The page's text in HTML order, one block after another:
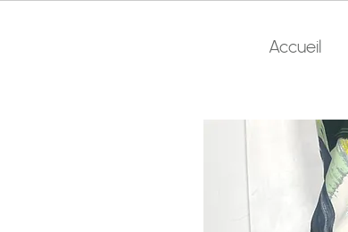
Accueil